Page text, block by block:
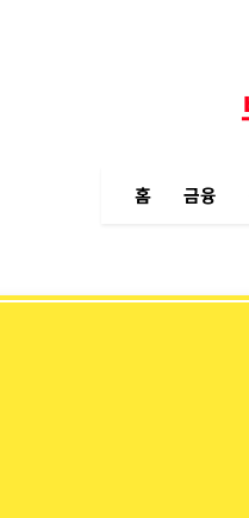
홈 금융